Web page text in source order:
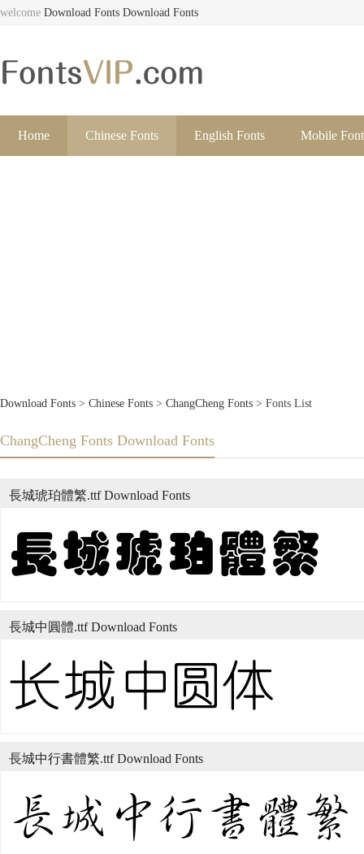
welcome Download Fonts Download Fonts
Home Chinese Fonts English Fonts Mobile
Download Fonts > Chinese Fonts > ChangCheng Fonts > Fonts List
ChangCheng Fonts Download Fonts
長城琥珀體繁.ttf Download Fonts
長城中圓體.ttf Download Fonts
長城中行書體繁.ttf Download Fonts